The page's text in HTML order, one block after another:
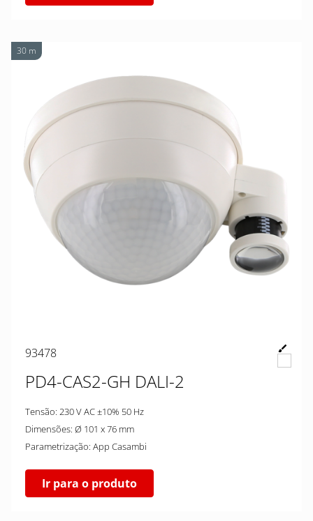
30 m
93478
PD4-CAS2-GH DALI-2
Tensão: 230 V AC ±10% 50 Hz
Dimensões: Ø 101 x 76 mm
Parametrização: App Casambi
Ir para o produto